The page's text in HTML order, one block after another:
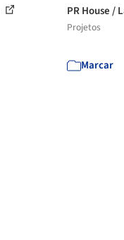
PR House /
Projetos
Marcar